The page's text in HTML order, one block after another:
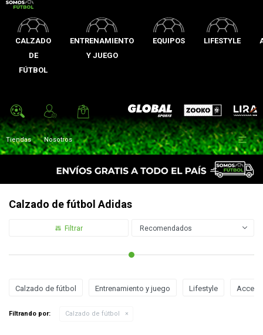
CALZADO
DE
FÚTBOL
ENTRENAMIENTO
Y JUEGO
EQUIPOS LIFESTYLE
Global Sports Zooko Lira
Tiendas Nosotros 
Calzado de fútbol Adidas
Recomendados
Calzado de fútbol Entrenamiento y juego Lifestyle
Filtrando por: Calzado de fútbol